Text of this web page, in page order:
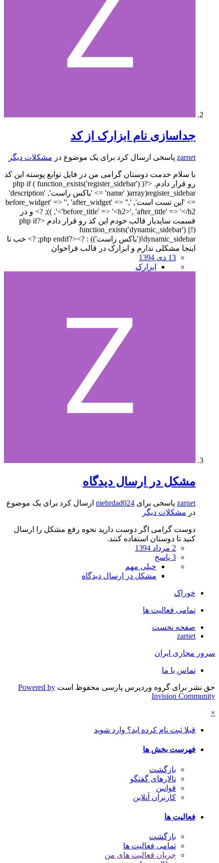
جداسازی نام ابزارک از کد
zarnet پاسخی ارسال کرد برای یک موضوع در مشکلات دیگر
با سلام خدمت دوستان گرامی من در فایل توابع پوسته این کد
رو قرار دادم. <?php if ( function_exists('register_sidebar') )
register_sidebar(array( 'name' => 'باکس راست', 'description'
=> 'این تست است', 'before_widget' => '', 'after_widget' => '',
'before_title' => '<h2>', 'after_title' => '</h2>', )); ?> و در
قسمت سایدبار قالب خودم این کد رو قرار دادم <?php if
(!function_exists('dynamic_sidebar') ||
!dynamic_sidebar('باکس راست')) : ?><?php endif; ?> خب تا
اینجا مشکلی ندارم و ابزارک در قالب فراخوان
13 دی 1394
ابزارک
مشکل در ارسال دیدگاه
zarnet پاسخی برای mehrdad024 ارسال کرد برای یک موضوع
در مشکلات دیگر
دوست گرامی اگر دوست دارید نحوه رفع مشکل را ارسال
کنید تا دوستان استفاده کنند.
2 مرداد 1394
3 پاسخ
خیلی مهم
مشکل در ارسال دیدگاه
خوراک
تمامی فعالیت ها
صفحه نخست
zarnet
سرور مجازی ایران
تماس با ما
حق نشر برای گروه وردپرس پارسی محفوظ است Powered by
Invision Community
×
قبلا ثبت نام کرده اید؟ وارد شوید
فهرست بخش ها
بازگشت
تالارهای گفتگو
قوانین
کاربران آنلاین
فعالیت ها
بازگشت
تمامی فعالیت ها
جریان فعالیت های من